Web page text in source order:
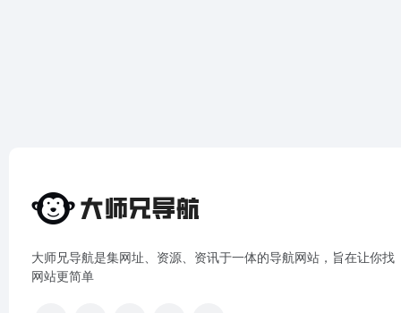
大师兄导航是集网址、资源、资讯于一体的导航网站，旨在让你找
网站更简单